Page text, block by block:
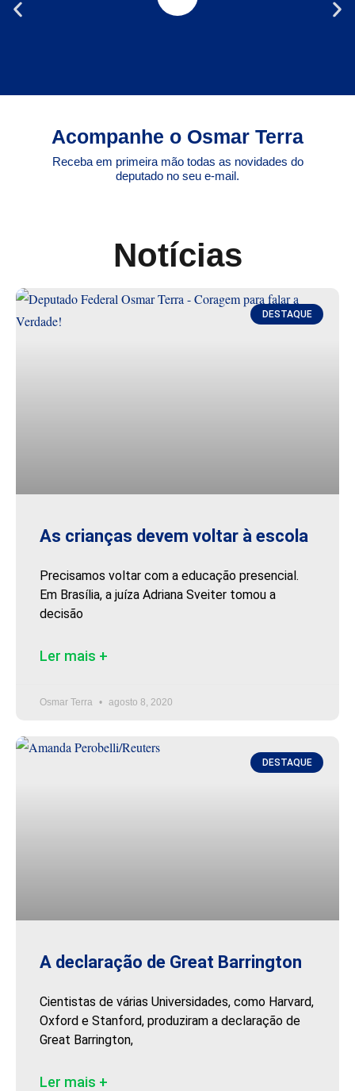
Acompanhe o Osmar Terra
Receba em primeira mão todas as novidades do
deputado no seu e-mail.
Notícias
DESTAQUE
As crianças devem voltar à escola
Precisamos voltar com a educação presencial.
Em Brasília, a juíza Adriana Sveiter tomou a
decisão
Ler mais +
Osmar Terra agosto 8, 2020
DESTAQUE
A declaração de Great Barrington
Cientistas de várias Universidades, como Harvard,
Oxford e Stanford, produziram a declaração de
Great Barrington,
Ler mais +